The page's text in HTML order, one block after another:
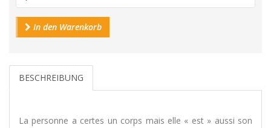
In den Warenkorb
BESCHREIBUNG
La personne a certes un corps mais elle « est » aussi son